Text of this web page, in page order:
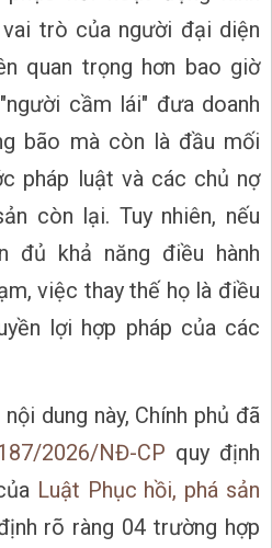
trò của người đại diện
quan trọng hơn bao giờ
cầm lái" đưa doanh
bão mà còn là đầu mối
pháp luật và các chủ nợ
còn lại. Tuy nhiên, nếu
đủ khả năng điều hành
việc thay thế họ là điều
lợi hợp pháp của các
dung này, Chính phủ đã
2026/NĐ-CP quy định
Luật Phục hồi, phá sản
rõ ràng 04 trường hợp